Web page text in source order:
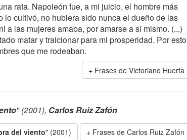
rata. Napoleón fue, a mi juicio, el hombre más
cultivó, no hubiera sido nunca el dueño de las
a las mujeres amaba, por amarse a sí mismo. (...)
matar y traicionar para mi prosperidad. Por esto
que me rodeaban.
Frases de Victoriano Huerta
" (2001), Carlos Ruiz Zafón
del viento" (2001) Frases de Carlos Ruiz Zafón